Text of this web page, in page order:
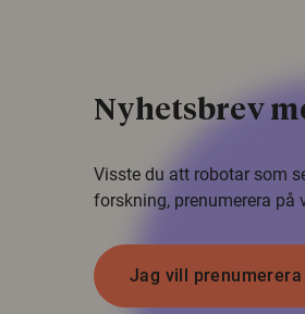
Nyhetsbrev
Visste du att robotar som
forskning, prenumerera på
Jag vill prenumerera